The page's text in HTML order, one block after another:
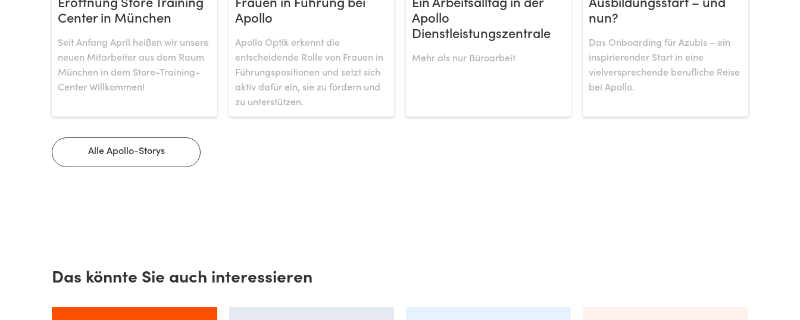
Eröffnung Store Training
Center in München
Seit Anfang April heißen wir unsere
neuen Mitarbeiter aus dem Raum
München in dem Store-Training-
Center Willkommen!
Frauen in Führung bei
Apollo
Apollo Optik erkennt die
entscheidende Rolle von Frauen in
Führungspositionen und setzt sich
aktiv dafür ein, sie zu fördern und
zu unterstützen.
Ein Arbeitsalltag in der
Apollo
Dienstleistungszentrale
Mehr als nur Büroarbeit
Ausbildungsstart – und
nun?
Das Onboarding für Azubis – ein
inspirierender Start in eine
vielversprechende berufliche Reise
bei Apollo.
Alle Apollo-Storys
Das könnte Sie auch interessieren